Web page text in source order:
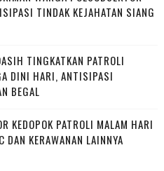
TINDAK KEJAHATAN SIANG
TINGKATKAN PATROLI
DINI HARI, ANTISIPASI
BEGAL
KEDOPOK PATROLI MALAM HARI
KERAWANAN LAINNYA